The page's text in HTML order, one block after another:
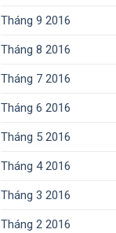
Tháng 9 2016
Tháng 8 2016
Tháng 7 2016
Tháng 6 2016
Tháng 5 2016
Tháng 4 2016
Tháng 3 2016
Tháng 2 2016